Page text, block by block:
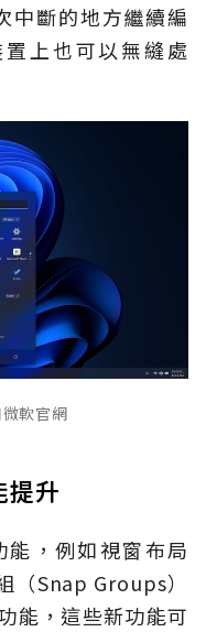
中斷的地方繼續編
上也可以無縫處
軟官網
提升
，例如視窗布局
（Snap Groups）
能，這些新功能可